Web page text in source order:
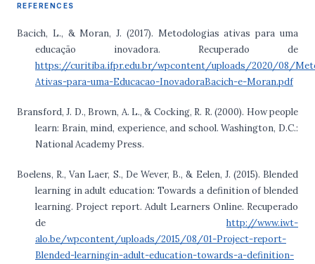
REFERENCES
Bacich, L., & Moran, J. (2017). Metodologias ativas para uma
educação inovadora. Recuperado de
https://curitiba.ifpr.edu.br/wpcontent/uploads/2020/08/
Ativas-para-uma-Educacao-InovadoraBacich-e-Moran.pdf
Bransford, J. D., Brown, A. L., & Cocking, R. R. (2000). How people
learn: Brain, mind, experience, and school. Washington, D.C.:
National Academy Press.
Boelens, R., Van Laer, S., De Wever, B., & Eelen, J. (2015). Blended
learning in adult education: Towards a definition of blended
learning. Project report. Adult Learners Online. Recuperado
dehttp://www.iwt-
alo.be/wpcontent/uploads/2015/08/01-Project-report-
Blended-learningin-adult-education-towards-a-definition-